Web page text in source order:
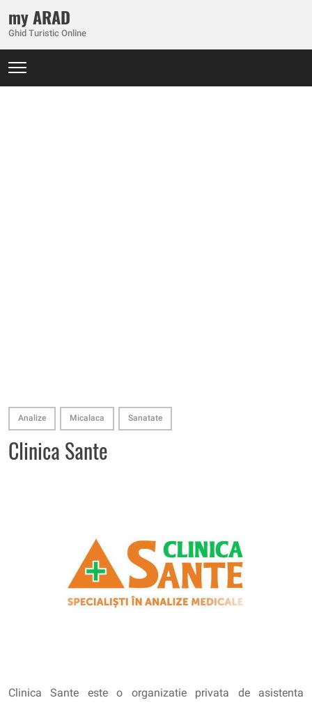
my ARAD
Ghid Turistic Online
Analize Micalaca Sanatate
Clinica Sante
Clinica Sante este o organizatie privata de asistenta